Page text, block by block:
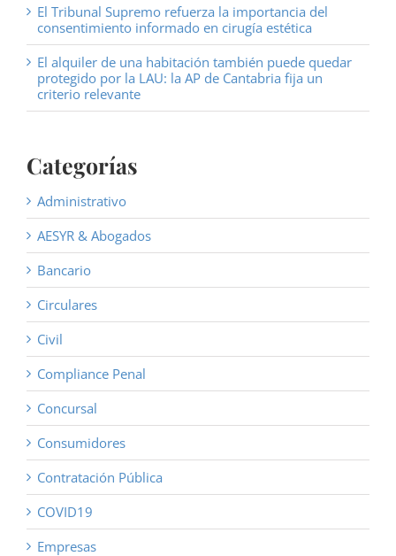
El Tribunal Supremo refuerza la importancia del
consentimiento informado en cirugía estética
El alquiler de una habitación también puede quedar
protegido por la LAU: la AP de Cantabria fija un
criterio relevante
Categorías
Administrativo
AESYR & Abogados
Bancario
Circulares
Civil
Compliance Penal
Concursal
Consumidores
Contratación Pública
COVID19
Empresas